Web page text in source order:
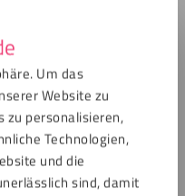
Um das
Website zu
zu personalisieren,
Technologien,
und die
sind, damit
erfordert eine
lässt sich zwar gut
ist entscheidend
Lebensdauer.
waagerecht ist.